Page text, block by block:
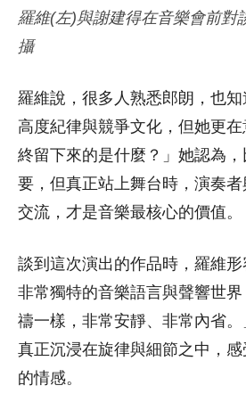
羅維(左)與謝建得在音樂會前對
攝
羅維說，很多人熟悉郎朗，也
高度紀律與競爭文化，但她更
終留下來的是什麼？」 她認為
要，但真正站上舞台時，演奏
交流，才是音樂最核心的價值。
談到這次演出的作品時，羅維
非常獨特的音樂語言與聲響世
禱一樣，非常安靜、非常內省
真正沉浸在旋律與細節之中，
的情感。